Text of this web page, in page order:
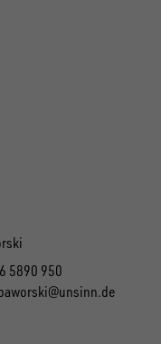
5890 950